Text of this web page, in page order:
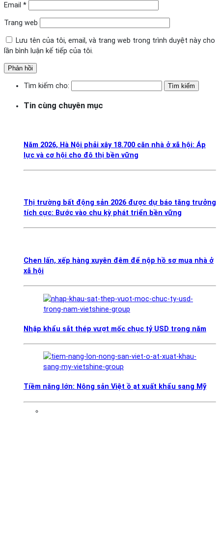
Email *
Trang web
Lưu tên của tôi, email, và trang web trong trình duyệt này cho
lần bình luận kế tiếp của tôi.
Tìm kiếm cho:
Tin cùng chuyên mục
Năm 2026, Hà Nội phải xây 18.700 căn nhà ở xã hội: Áp
lực và cơ hội cho đô thị bền vững
Thị trường bất động sản 2026 được dự báo tăng trưởng
tích cực: Bước vào chu kỳ phát triển bền vững
Chen lấn, xếp hàng xuyên đêm để nộp hồ sơ mua nhà ở
xã hội
Nhập khẩu sắt thép vượt mốc chục tỷ USD trong năm
Tiềm năng lớn: Nông sản Việt ồ ạt xuất khẩu sang Mỹ